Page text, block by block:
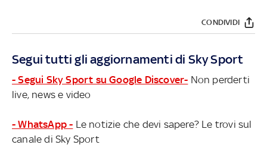
CONDIVIDI
Segui tutti gli aggiornamenti di Sky Sport
- Segui Sky Sport su Google Discover- Non perderti
live, news e video
- WhatsApp - Le notizie che devi sapere? Le trovi sul
canale di Sky Sport